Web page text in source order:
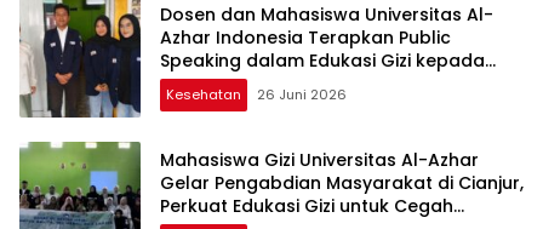
Dosen dan Mahasiswa Universitas Al-
Azhar Indonesia Terapkan Public
Speaking dalam Edukasi Gizi kepada
Masyarakat Cianjur
Kesehatan 26 Juni 2026
Mahasiswa Gizi Universitas Al-Azhar
Gelar Pengabdian Masyarakat di Cianjur,
Perkuat Edukasi Gizi untuk Cegah